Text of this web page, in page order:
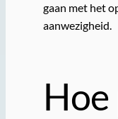
gaan met het
aanwezigheid.
Hoe